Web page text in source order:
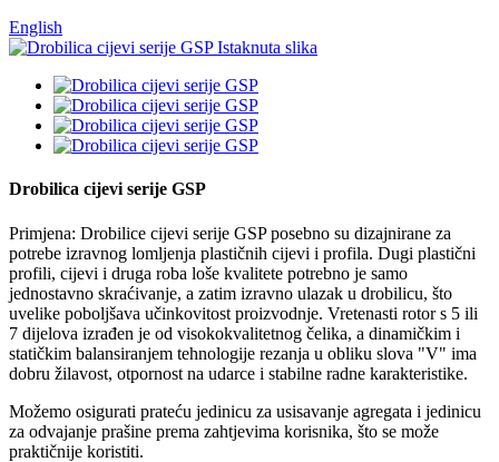
English
Drobilica cijevi serije GSP
Primjena: Drobilice cijevi serije GSP posebno su dizajnirane za
potrebe izravnog lomljenja plastičnih cijevi i profila. Dugi plastični
profili, cijevi i druga roba loše kvalitete potrebno je samo
jednostavno skraćivanje, a zatim izravno ulazak u drobilicu, što
uvelike poboljšava učinkovitost proizvodnje. Vretenasti rotor s 5 ili
7 dijelova izrađen je od visokokvalitetnog čelika, a dinamičkim i
statičkim balansiranjem tehnologije rezanja u obliku slova "V" ima
dobru žilavost, otpornost na udarce i stabilne radne karakteristike.
Možemo osigurati prateću jedinicu za usisavanje agregata i jedinicu
za odvajanje prašine prema zahtjevima korisnika, što se može
praktičnije koristiti.